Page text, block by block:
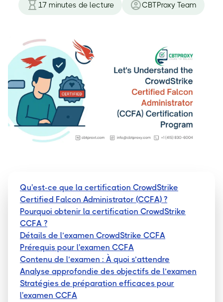
17 minutes de lecture CBTProxy Team
Qu'est-ce que la certification CrowdStrike
Certified Falcon Administrator (CCFA) ?
Pourquoi obtenir la certification CrowdStrike
CCFA ?
Détails de l’examen CrowdStrike CCFA
Prérequis pour l'examen CCFA
Contenu de l’examen : À quoi s’attendre
Analyse approfondie des objectifs de l’examen
Stratégies de préparation efficaces pour
l'examen CCFA